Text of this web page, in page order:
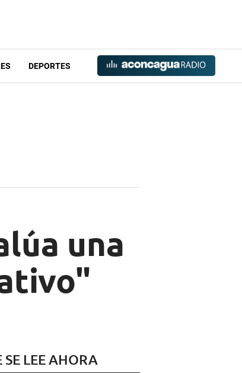
DEPORTES
una
SE LEE AHORA